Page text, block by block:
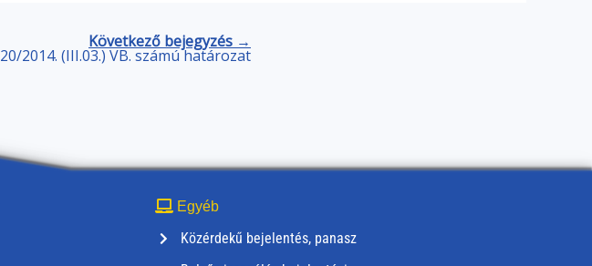
Következő bejegyzés →
20/2014. (III.03.) VB. számú határozat
Egyéb
Közérdekű bejelentés, panasz